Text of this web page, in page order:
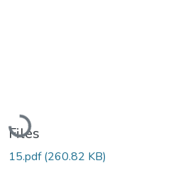
Loading...
Files
15.pdf(260.82 KB)